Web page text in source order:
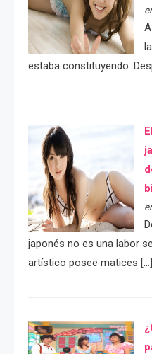
estaba constituyendo.
japonés no es una labor
artístico posee matices […]